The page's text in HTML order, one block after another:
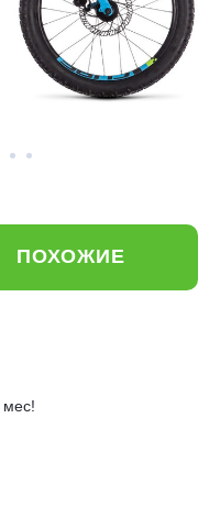
ПОХОЖИЕ
мес!